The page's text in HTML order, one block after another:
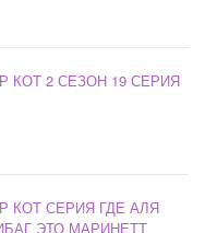
КОТ 2 СЕЗОН 19 СЕРИЯ
КОТ СЕРИЯ ГДЕ АЛЯ
ЭТО МАРИНЕТТ